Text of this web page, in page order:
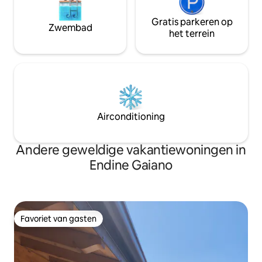
Zwembad
Gratis parkeren op
het terrein
Airconditioning
Andere geweldige vakantiewoningen in
Endine Gaiano
Favoriet van gasten
Favoriet van gasten